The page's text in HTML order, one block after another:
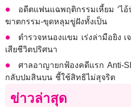
อดีตแฟนแฉพฤติกรรมเหี้ยม ‘ไอ้
ฆาตกรรม-ขุดหลุมขู่ฝังทั้งเป็น
ตำรวจหนองแขม เร่งล่ามือยิง
เสียชีวิตปริศนา
ศาลอาญายกฟ้องคดีแรก Anti-
กลับปมสินบน ชี้ใช้สิทธิไม่สุจริต
ข่าวล่าสุด